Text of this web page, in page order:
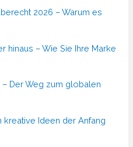
2026 – Warum es
hinaus – Wie Sie Ihre Marke
Der Weg zum globalen
kreative Ideen der Anfang